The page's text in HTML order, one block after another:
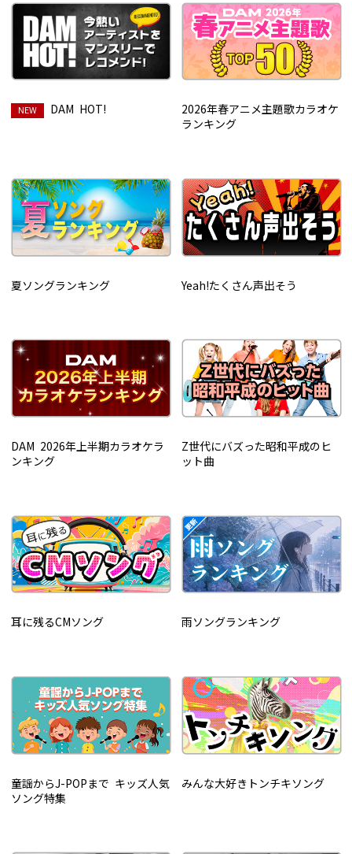
DAM HOT!
2026年春アニメ主題歌カラオケ
ランキング
夏ソングランキング Yeah!たくさん声出そう
DAM 2026年上半期カラオケラ
ンキング
Z世代にバズった昭和平成のヒ
ット曲
耳に残るCMソング 雨ソングランキング
童謡からJ-POPまで キッズ人気
ソング特集
みんな大好きトンチキソング